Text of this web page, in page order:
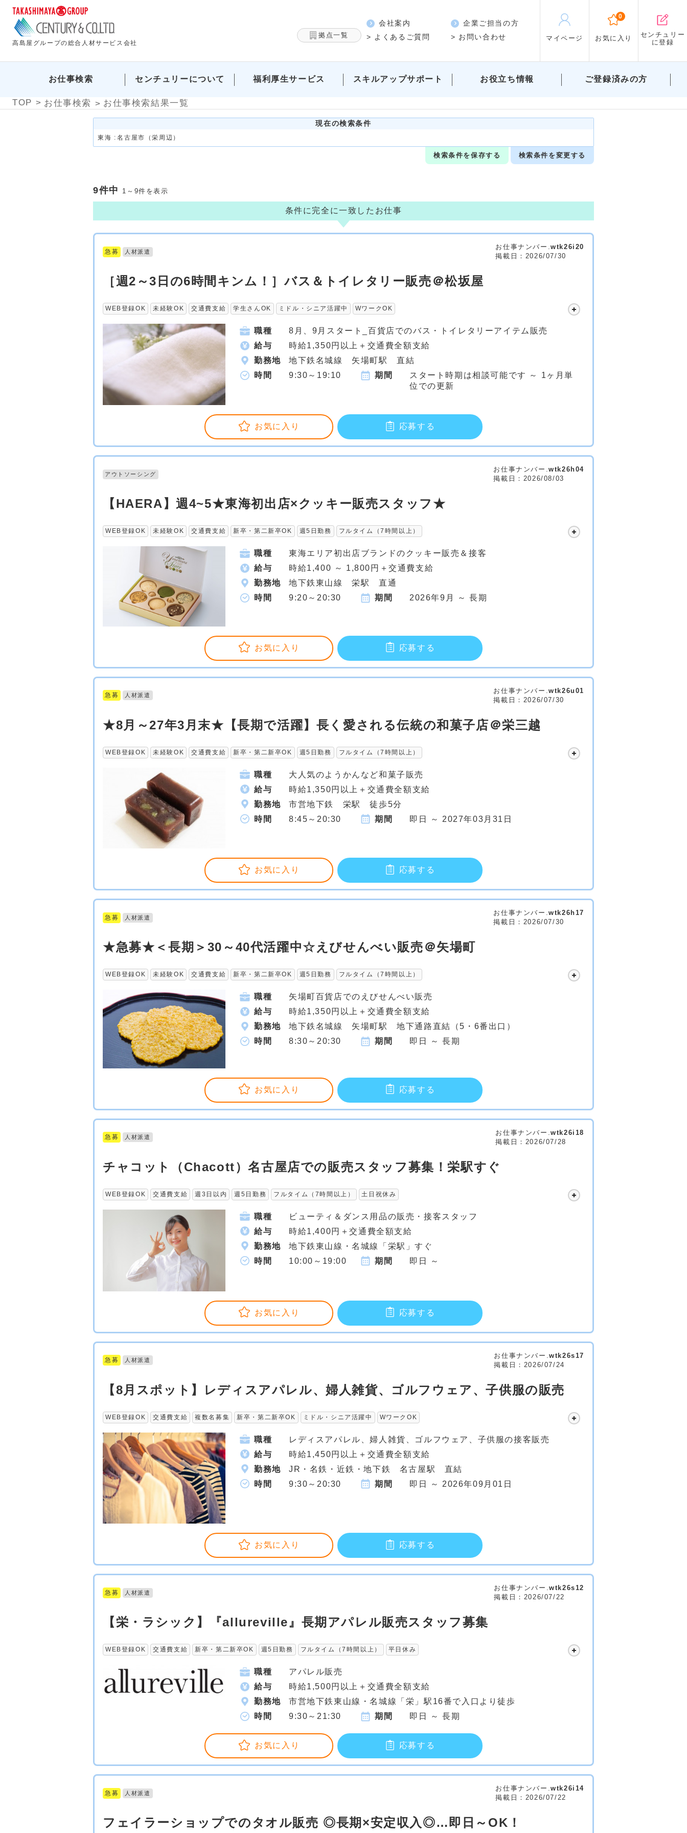
高島屋グループの総合人材サービス会社
会社案内 企業ご担当の方
拠点一覧 > よくあるご質問 > お問い合わせ マイページ
0
お気に入り
センチュリー
に登録
お仕事検索 センチュリーについて 福利厚生サービス スキルアップサポート お役立ち情報 ご登録済みの方
TOP お仕事検索 お仕事検索結果一覧
現在の検索条件
東海 : 名古屋市（栄周辺）
検索条件を変更する
検索条件を保存する
9件中 1～9件を表示
条件に完全に一致したお仕事
急募 人材派遣
お仕事ナンバー.wtk26i20
掲載日：2026/07/30
［週2～3日の6時間キンム！］バス＆トイレタリー販売＠松坂屋
WEB登録OK 未経験OK 交通費支給 学生さんOK ミドル・シニア活躍中 WワークOK
職種
8月、9月スタート_百貨店でのバス・トイレタリーアイテム販売
給与
時給1,350円以上＋交通費全額支給
勤務地
地下鉄名城線 矢場町駅 直結
時間
9:30～19:10 期間
スタート時期は相談可能です ～ 1ヶ月単
位での更新
お気に入り 応募する
アウトソーシング
お仕事ナンバー.wtk26h04
掲載日：2026/08/03
【HAERA】週4~5★東海初出店×クッキー販売スタッフ★
WEB登録OK 未経験OK 交通費支給 新卒・第二新卒OK 週5日勤務 フルタイム（7時間以上）
職種
東海エリア初出店ブランドのクッキー販売＆接客
給与
時給1,400 ～ 1,800円＋交通費支給
勤務地
地下鉄東山線 栄駅 直通
時間
9:20～20:30 期間 2026年9月 ～ 長期
お気に入り 応募する
急募 人材派遣
お仕事ナンバー.wtk26u01
掲載日：2026/07/30
★8月～27年3月末★【長期で活躍】長く愛される伝統の和菓子店＠栄三越
WEB登録OK 未経験OK 交通費支給 新卒・第二新卒OK 週5日勤務 フルタイム（7時間以上）
職種
大人気のようかんなど和菓子販売
給与
時給1,350円以上＋交通費全額支給
勤務地
市営地下鉄 栄駅 徒歩5分
時間
8:45～20:30 期間 即日 ～ 2027年03月31日
お気に入り 応募する
急募 人材派遣
お仕事ナンバー.wtk26h17
掲載日：2026/07/30
★急募★＜長期＞30～40代活躍中☆えびせんべい販売＠矢場町
WEB登録OK 未経験OK 交通費支給 新卒・第二新卒OK 週5日勤務 フルタイム（7時間以上）
職種
矢場町百貨店でのえびせんべい販売
給与
時給1,350円以上＋交通費全額支給
勤務地
地下鉄名城線 矢場町駅 地下通路直結（5・6番出口）
時間
8:30～20:30 期間 即日 ～ 長期
お気に入り 応募する
急募 人材派遣
お仕事ナンバー.wtk26i18
掲載日：2026/07/28
チャコット（Chacott）名古屋店での販売スタッフ募集！栄駅すぐ
WEB登録OK 交通費支給 週3日以内 週5日勤務 フルタイム（7時間以上） 土日祝休み
職種
ビューティ＆ダンス用品の販売・接客スタッフ
給与
時給1,400円＋交通費全額支給
勤務地
地下鉄東山線・名城線「栄駅」すぐ
時間
10:00～19:00 期間 即日 ～
お気に入り 応募する
急募 人材派遣
お仕事ナンバー.wtk26s17
掲載日：2026/07/24
【8月スポット】レディスアパレル、婦人雑貨、ゴルフウェア、子供服の販売
WEB登録OK 交通費支給 複数名募集 新卒・第二新卒OK ミドル・シニア活躍中 WワークOK
職種
レディスアパレル、婦人雑貨、ゴルフウェア、子供服の接客販売
給与
時給1,450円以上＋交通費全額支給
勤務地
JR・名鉄・近鉄・地下鉄 名古屋駅 直結
時間
9:30～20:30 期間 即日 ～ 2026年09月01日
お気に入り 応募する
急募 人材派遣
お仕事ナンバー.wtk26s12
掲載日：2026/07/22
【栄・ラシック】『allureville』長期アパレル販売スタッフ募集
WEB登録OK 交通費支給 新卒・第二新卒OK 週5日勤務 フルタイム（7時間以上） 平日休み
職種
アパレル販売
給与
時給1,500円以上＋交通費全額支給
勤務地
市営地下鉄東山線・名城線「栄」駅16番で入口より徒歩
時間
9:30～21:30 期間 即日 ～ 長期
お気に入り 応募する
急募 人材派遣
お仕事ナンバー.wtk26i14
掲載日：2026/07/22
フェイラーショップでのタオル販売 ◎長期×安定収入◎…即日～OK！